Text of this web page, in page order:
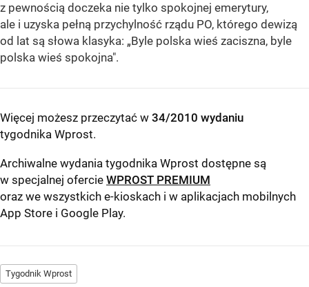
z pewnością doczeka nie tylko spokojnej emerytury,
ale i uzyska pełną przychylność rządu PO, którego dewizą
od lat są słowa klasyka: „Byle polska wieś zaciszna, byle
polska wieś spokojna".
Więcej możesz przeczytać w 34/2010 wydaniu
tygodnika Wprost.
Archiwalne wydania tygodnika Wprost dostępne są
w specjalnej ofercie WPROST PREMIUM
oraz we wszystkich e-kioskach i w aplikacjach mobilnych
App Store i Google Play.
Tygodnik Wprost